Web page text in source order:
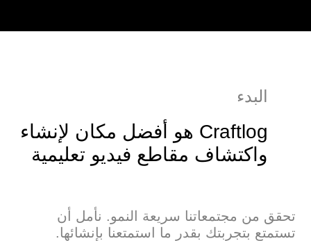
البدء
Craftlog هو أفضل مكان لإنشاء
واكتشاف مقاطع فيديو تعليمية
تحقق من مجتمعاتنا سريعة النمو. نأمل أن
تستمتع بتجربتك بقدر ما استمتعنا بإنشائها.